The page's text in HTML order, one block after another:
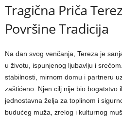
Tragična Priča
Površine Tradicija
Na dan svog venčanja, Tereza je
u životu, ispunjenog ljubavlju i
stabilnosti, mirnom domu i partneru
zaštićeno. Njen cilj nije bio bogatstvo
jednostavna želja za toplinom i
budućeg muža, zrelog i kulturnog